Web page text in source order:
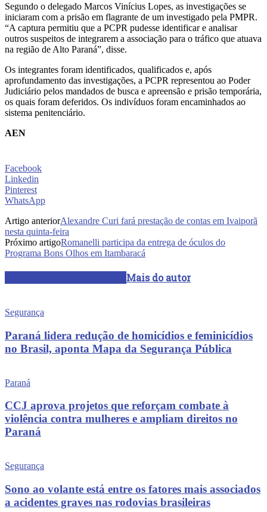
Segundo o delegado Marcos Vinícius Lopes, as investigações se
iniciaram com a prisão em flagrante de um investigado pela PMPR.
“A captura permitiu que a PCPR pudesse identificar e analisar
outros suspeitos de integrarem a associação para o tráfico que atuava
na região de Alto Paraná”, disse.
Os integrantes foram identificados, qualificados e, após
aprofundamento das investigações, a PCPR representou ao Poder
Judiciário pelos mandados de busca e apreensão e prisão temporária,
os quais foram deferidos. Os indivíduos foram encaminhados ao
sistema penitenciário.
AEN
Facebook
Linkedin
Pinterest
WhatsApp
Artigo anteriorAlexandre Curi fará prestação de contas em Ivaiporã
nesta quinta-feira
Próximo artigoRomanelli participa da entrega de óculos do
Programa Bons Olhos em Itambaracá
Mais do autor
Segurança
Paraná lidera redução de homicídios e feminicídios
no Brasil, aponta Mapa da Segurança Pública
Paraná
CCJ aprova projetos que reforçam combate à
violência contra mulheres e ampliam direitos no
Paraná
Segurança
Sono ao volante está entre os fatores mais associados
a acidentes graves nas rodovias brasileiras